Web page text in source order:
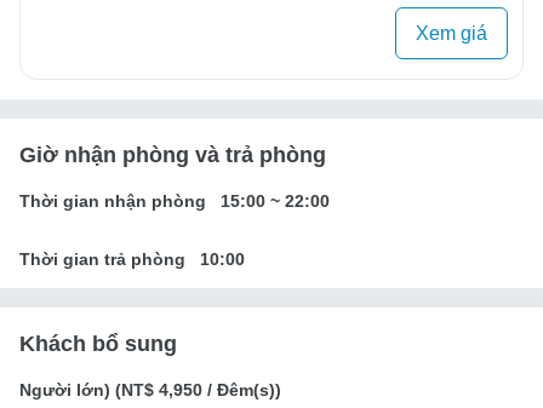
Xem giá
Giờ nhận phòng và trả phòng
Thời gian nhận phòng 15:00 ~ 22:00
Thời gian trả phòng 10:00
Khách bổ sung
Người lớn) (NT$ 4,950 / Đêm(s))